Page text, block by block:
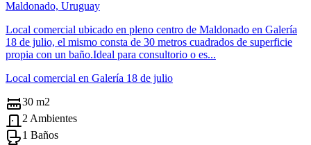
Maldonado, Uruguay
Local comercial ubicado en pleno centro de Maldonado en Galería
18 de julio, el mismo consta de 30 metros cuadrados de superficie
propia con un baño.Ideal para consultorio o es...
Local comercial en Galería 18 de julio
30 m2
2 Ambientes
1 Baños